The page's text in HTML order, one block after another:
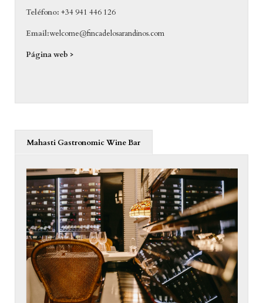
Teléfono:+34 941 446 126
Email:welcome@fincadelosarandinos.com
Página web >
Mahasti Gastronomic Wine Bar